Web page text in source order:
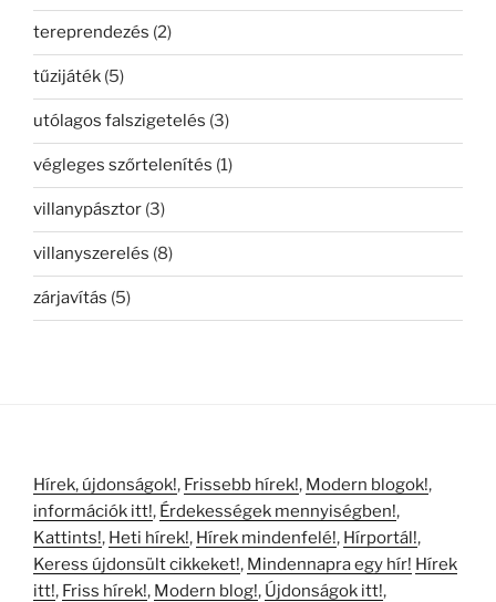
tereprendezés (2)
tűzijáték (5)
utólagos falszigetelés (3)
végleges szőrtelenítés (1)
villanypásztor (3)
villanyszerelés (8)
zárjavítás (5)
Hírek, újdonságok!, Frissebb hírek!, Modern blogok!,
információk itt!, Érdekességek mennyiségben!,
Kattints!, Heti hírek!, Hírek mindenfelé!, Hírportál!,
Keress újdonsült cikkeket!, Mindennapra egy hír! Hírek
itt!, Friss hírek!, Modern blog!, Újdonságok itt!,